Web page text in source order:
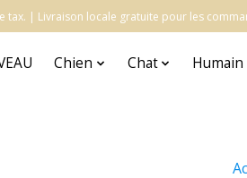
| Livraison locale gratuite pour les
Chien Chat Humain